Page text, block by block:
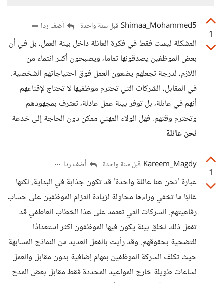
1
Shimaa_Mohammed5 قبل سنة واحدة أضف ردا
المشكلة ليست فقط في فكرة العائلة داخل بيئة العمل، بل في أن
بعض الموظفين يصدقونها تماما، ويصبحون أكثر انتماء من
اللازم، لدرجة تجعلهم يضعون العمل فوق احتياجاتهم الشخصية.
في المقابل، الشركات التي تحترم موظفيها لا تحتاج لإقناعهم
أنهم في عائلة، بل توفر بيئة عمل عادلة، تعترف بمجهودهم
وتحترم وقتهم. فهل الولاء المهني ممكن دون الحاجة إلى خدعة
نحن عائلة
1
Kareem_Magdy قبل سنة واحدة أضف ردا
عبارة 'نحن هنا عائلة واحدة' قد تكون جذابة في البداية، لكنها
غالبًا ما تخفي وراءها محاولة لزيادة التزام الموظفين على حساب
رفاهيتهم. الشركات التي تعتمد على هذا الخطاب العاطفي قد
تفعل ذلك لخلق بيئة يكون فيها الموظفون أكثر استعدادًا
للتضحية بحقوقهم. وقد رأيت بالفعل العديد من النماذج المشابهة
حيث تكلف الشركة الموظفين بمهام إضافية بدون مقابل والعمل
لساعات طويلة خارج المواعيد المحددة فقط مقابل بعض المدح